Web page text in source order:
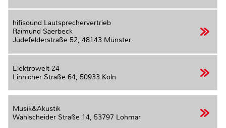
hifisound Lautsprechervertrieb
Raimund Saerbeck
Jüdefelderstraße 52, 48143 Münster
Elektrowelt 24
Linnicher Straße 64, 50933 Köln
Musik&Akustik
Wahlscheider Straße 14, 53797 Lohmar